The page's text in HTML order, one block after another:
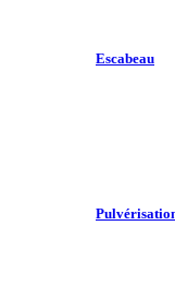
Escabeau